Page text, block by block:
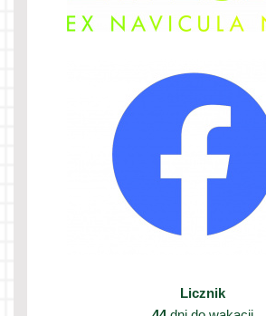
Licznik